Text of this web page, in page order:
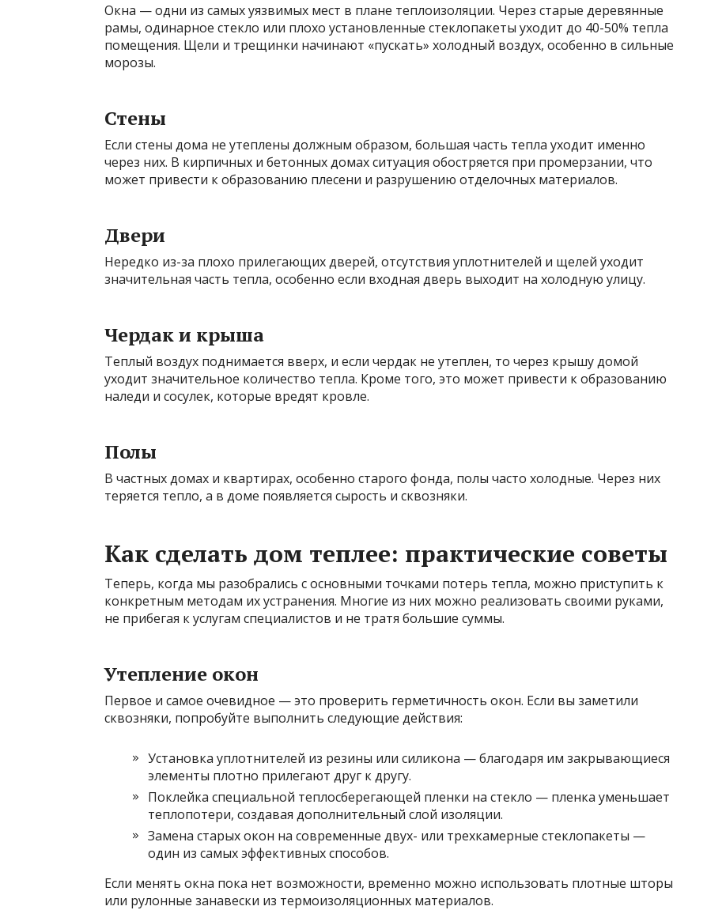
Окна — одни из самых уязвимых мест в плане теплоизоляции. Через старые деревянные
рамы, одинарное стекло или плохо установленные стеклопакеты уходит до 40-50% тепла
помещения. Щели и трещинки начинают «пускать» холодный воздух, особенно в сильные
морозы.
Стены
Если стены дома не утеплены должным образом, большая часть тепла уходит именно
через них. В кирпичных и бетонных домах ситуация обостряется при промерзании, что
может привести к образованию плесени и разрушению отделочных материалов.
Двери
Нередко из-за плохо прилегающих дверей, отсутствия уплотнителей и щелей уходит
значительная часть тепла, особенно если входная дверь выходит на холодную улицу.
Чердак и крыша
Теплый воздух поднимается вверх, и если чердак не утеплен, то через крышу домой
уходит значительное количество тепла. Кроме того, это может привести к образованию
наледи и сосулек, которые вредят кровле.
Полы
В частных домах и квартирах, особенно старого фонда, полы часто холодные. Через них
теряется тепло, а в доме появляется сырость и сквозняки.
Как сделать дом теплее: практические советы
Теперь, когда мы разобрались с основными точками потерь тепла, можно приступить к
конкретным методам их устранения. Многие из них можно реализовать своими руками,
не прибегая к услугам специалистов и не тратя большие суммы.
Утепление окон
Первое и самое очевидное — это проверить герметичность окон. Если вы заметили
сквозняки, попробуйте выполнить следующие действия:
Установка уплотнителей из резины или силикона — благодаря им закрывающиеся
элементы плотно прилегают друг к другу.
Поклейка специальной теплосберегающей пленки на стекло — пленка уменьшает
теплопотери, создавая дополнительный слой изоляции.
Замена старых окон на современные двух- или трехкамерные стеклопакеты —
один из самых эффективных способов.
Если менять окна пока нет возможности, временно можно использовать плотные шторы
или рулонные занавески из термоизоляционных материалов.